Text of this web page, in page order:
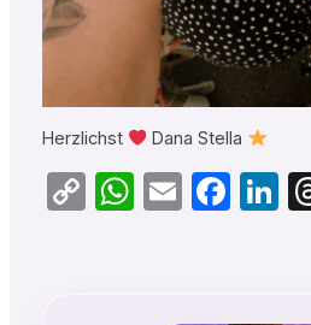
Herzlichst Dana Stella
CopyEmail